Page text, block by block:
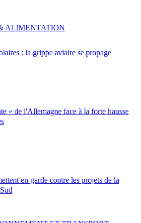
: la grippe aviaire se propage
ALIMENTATION
» de l'Allemagne face à la forte hausse
en garde contre les projets de la